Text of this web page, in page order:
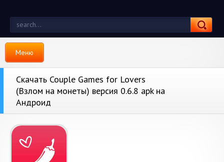
Меню
Скачать Couple Games for Lovers
(Взлом на монеты) версия 0.6.8 apk на
Андроид